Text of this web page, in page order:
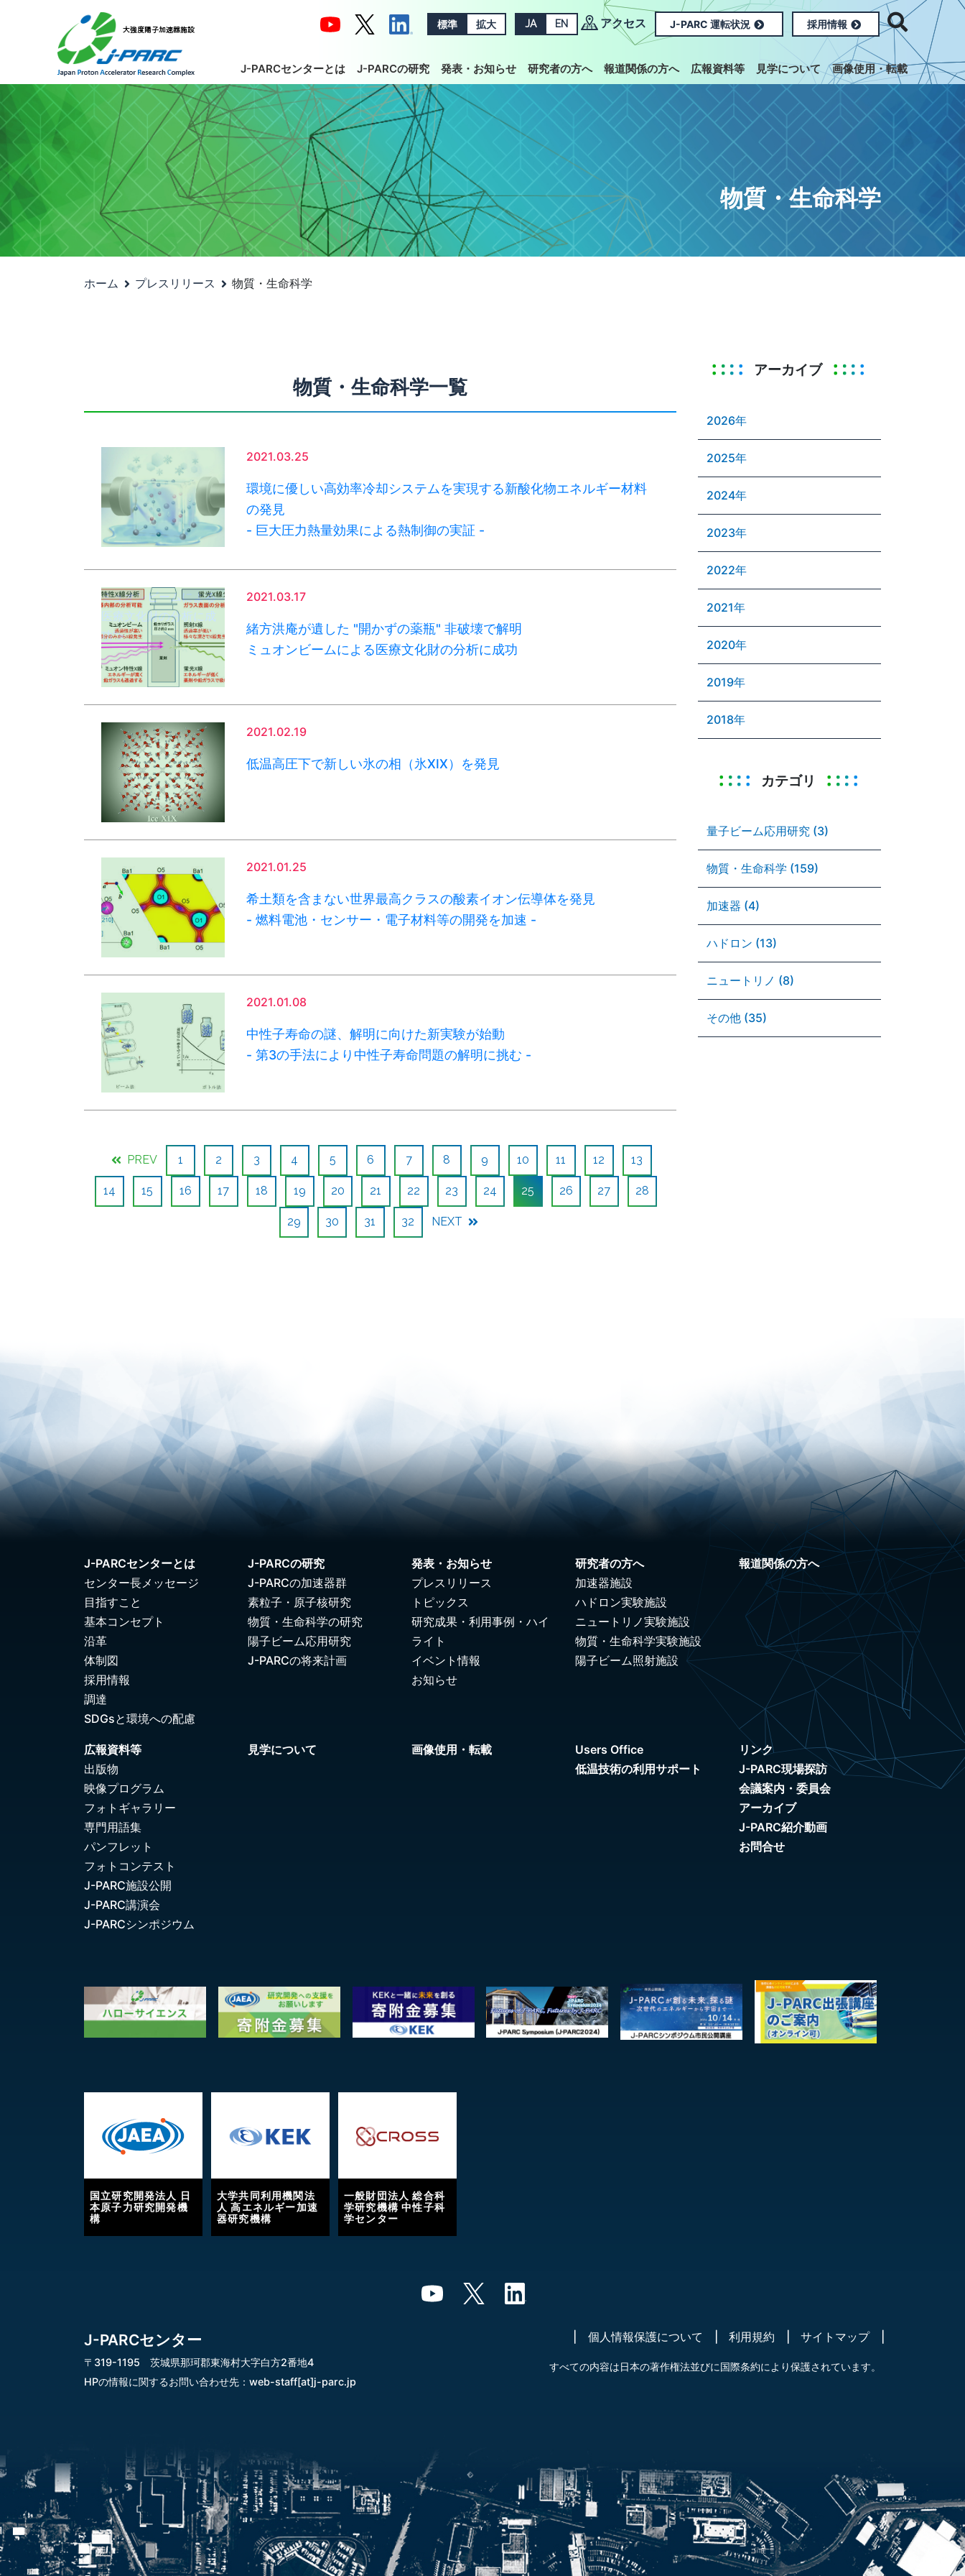
標準 拡大 JA EN アクセス J-PARC 運転状況 採用情報
J-PARCセンターとは J-PARCの研究 発表・お知らせ 研究者の方へ 報道関係の方へ 広報資料等 見学について 画像使用・転載
物質・生命科学
ホーム プレスリリース 物質・生命科学
物質・生命科学一覧
2021.03.25
環境に優しい高効率冷却システムを実現する新酸化物エネルギー材料
の発見
- 巨大圧力熱量効果による熱制御の実証 -
ミュオンビームによる
医療文化財の分析に成
功">
2021.03.17
緒方洪庵が遺した "開かずの薬瓶" 非破壊で解明
ミュオンビームによる医療文化財の分析に成功
2021.02.19
低温高圧下で新しい氷の相（氷XIX）を発見
2021.01.25
希土類を含まない世界最高クラスの酸素イオン伝導体を発見
- 燃料電池・センサー・電子材料等の開発を加速 -
2021.01.08
中性子寿命の謎、解明に向けた新実験が始動
- 第3の手法により中性子寿命問題の解明に挑む -
PREV 1 2 3 4 5 6 7 8 9 10 11 12 13
14 15 16 17 18 19 20 21 22 23 24 25 26 27 28
29 30 31 32 NEXT
アーカイブ
2026年
2025年
2024年
2023年
2022年
2021年
2020年
2019年
2018年
カテゴリ
量子ビーム応用研究 (3)
物質・生命科学 (159)
加速器 (4)
ハドロン (13)
ニュートリノ (8)
その他 (35)
J-PARCセンターとは
センター長メッセージ
目指すこと
基本コンセプト
沿革
体制図
採用情報
調達
SDGsと環境への配慮
J-PARCの研究
J-PARCの加速器群
素粒子・原子核研究
物質・生命科学の研究
陽子ビーム応用研究
J-PARCの将来計画
発表・お知らせ
プレスリリース
トピックス
研究成果・利用事例・ハイ
ライト
イベント情報
お知らせ
研究者の方へ
加速器施設
ハドロン実験施設
ニュートリノ実験施設
物質・生命科学実験施設
陽子ビーム照射施設
報道関係の方へ
広報資料等
出版物
映像プログラム
フォトギャラリー
専門用語集
パンフレット
フォトコンテスト
J-PARC施設公開
J-PARC講演会
J-PARCシンポジウム
見学について 画像使用・転載
Users Office
低温技術の利用サポート
リンク
J-PARC現場探訪
会議案内・委員会
アーカイブ
J-PARC紹介動画
お問合せ
国立研究開発法人 日
本原子力研究開発機
構
大学共同利用機関法
人 高エネルギー加速
器研究機構
一般財団法人 総合科
学研究機構 中性子科
学センター
J-PARCセンター
〒319-1195 茨城県那珂郡東海村大字白方2番地4
HPの情報に関するお問い合わせ先： web-staff[at]j-parc.jp
個人情報保護について 利用規約 サイトマップ
すべての内容は日本の著作権法並びに国際条約により保護されています。